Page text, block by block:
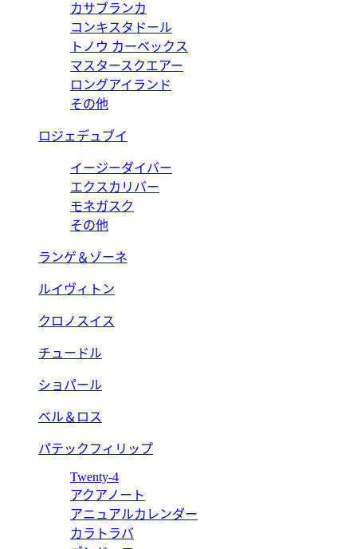
カサブランカ
コンキスタドール
トノウ カーベックス
マスタースクエアー
ロングアイランド
その他
ロジェデュブイ
イージーダイバー
エクスカリバー
モネガスク
その他
ランゲ＆ゾーネ
ルイヴィトン
クロノスイス
チュードル
ショパール
ベル＆ロス
パテックフィリップ
Twenty-4
アクアノート
アニュアルカレンダー
カラトラバ